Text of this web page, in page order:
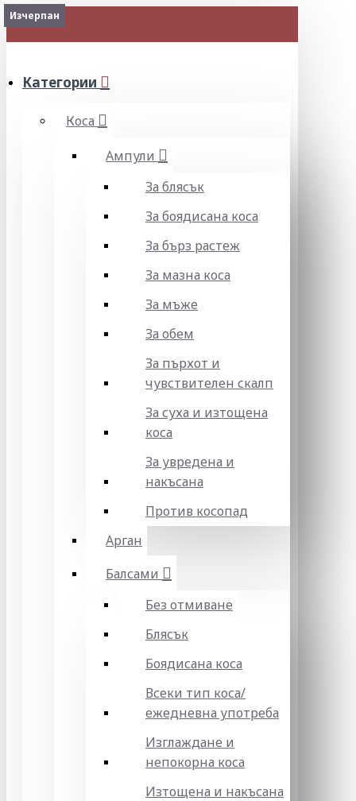
МЕНЮ
Категории
Коса
Ампули
За блясък
За боядисана коса
За бърз растеж
За мазна коса
За мъже
За обем
За пърхот и
чувствителен скалп
За суха и изтощена
коса
За увредена и
накъсана
Против косопад
Арган
Балсами
Без отмиване
Блясък
Боядисана коса
Всеки тип коса/
ежедневна употреба
Изглаждане и
непокорна коса
Изтощена и накъсана
2-3 Days
Изчерпан